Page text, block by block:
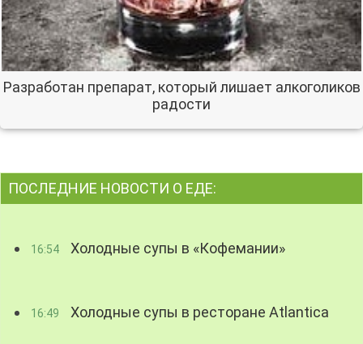
Разработан препарат, который лишает алкоголиков
радости
ПОСЛЕДНИЕ НОВОСТИ О ЕДЕ:
16:54 Холодные супы в «Кофемании»
16:49 Холодные супы в ресторане Atlantica